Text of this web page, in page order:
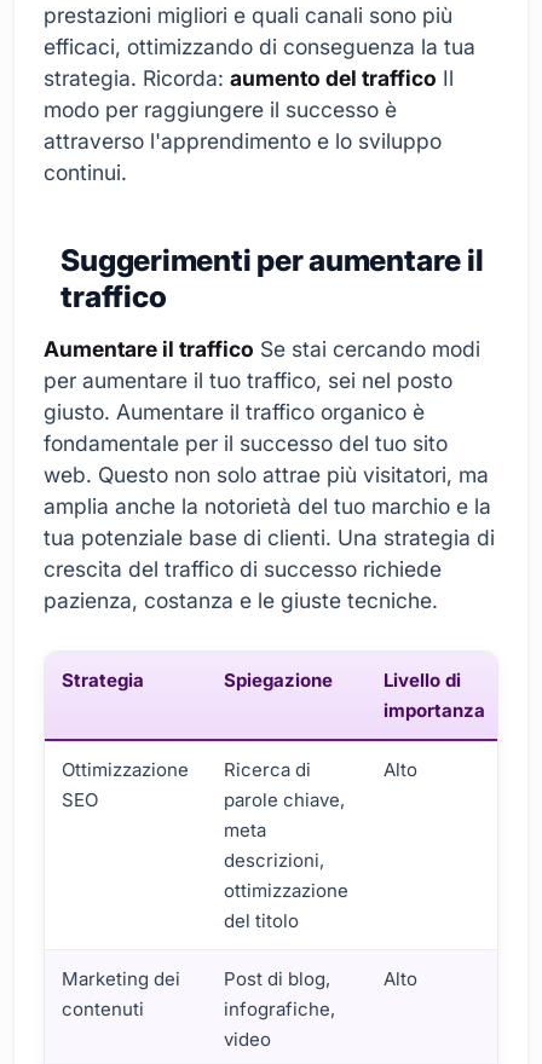
prestazioni migliori e quali canali sono più
efficaci, ottimizzando di conseguenza la tua
strategia. Ricorda: aumento del traffico Il
modo per raggiungere il successo è
attraverso l'apprendimento e lo sviluppo
continui.
Suggerimenti per aumentare il
traffico
Aumentare il traffico Se stai cercando modi
per aumentare il tuo traffico, sei nel posto
giusto. Aumentare il traffico organico è
fondamentale per il successo del tuo sito
web. Questo non solo attrae più visitatori, ma
amplia anche la notorietà del tuo marchio e la
tua potenziale base di clienti. Una strategia di
crescita del traffico di successo richiede
pazienza, costanza e le giuste tecniche.
Strategia Spiegazione
Livello di
importanza
Ottimizzazione
SEO
Ricerca di
parole chiave,
meta
descrizioni,
ottimizzazione
del titolo
Alto
Marketing dei
contenuti
Post di blog,
infografiche,
video
Alto